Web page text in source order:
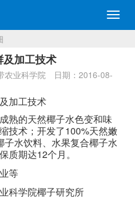
切
换
加工技术
农业科学院
日期：2016-08-
加工技术
熟的天然椰子水色变和味
技术；开发了100%天然嫩
水饮料、水果复合椰子水
质期达12个月。
等
科学院椰子研究所